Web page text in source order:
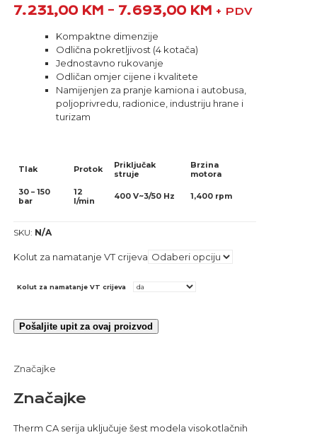
7.231,00 KM – 7.693,00 KM + PDV
Kompaktne dimenzije
Odlična pokretljivost (4 kotača)
Jednostavno rukovanje
Odličan omjer cijene i kvalitete
Namijenjen za pranje kamiona i autobusa,
poljoprivredu, radionice, industriju hrane i
turizam
Tlak Protok
Priključak
struje
Brzina
motora
30 – 150
bar
12
l/min
400 V~3/50 Hz 1,400 rpm
SKU: N/A
Kolut za namatanje VT crijeva
Kolut za namatanje VT crijeva
Pošaljite upit za ovaj proizvod
Značajke
Značajke
Therm CA serija uključuje šest modela visokotlačnih